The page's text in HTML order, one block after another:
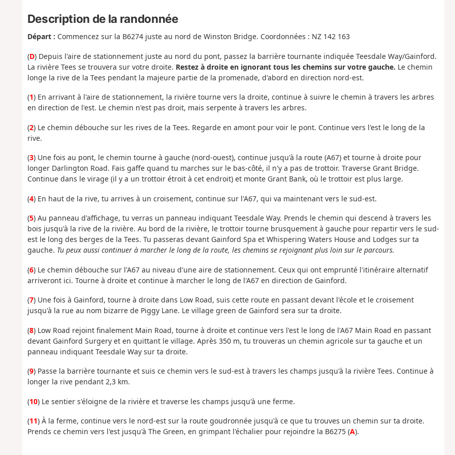
Description de la randonnée
Départ : Commencez sur la B6274 juste au nord de Winston Bridge. Coordonnées : NZ 142 163
(D) Depuis l'aire de stationnement juste au nord du pont, passez la barrière tournante indiquée Teesdale Way/Gainford.
La rivière Tees se trouvera sur votre droite. Restez à droite en ignorant tous les chemins sur votre gauche. Le chemin
longe la rive de la Tees pendant la majeure partie de la promenade, d'abord en direction nord-est.
(1) En arrivant à l'aire de stationnement, la rivière tourne vers la droite, continue à suivre le chemin à travers les arbres
en direction de l'est. Le chemin n'est pas droit, mais serpente à travers les arbres.
(2) Le chemin débouche sur les rives de la Tees. Regarde en amont pour voir le pont. Continue vers l'est le long de la
rive.
(3) Une fois au pont, le chemin tourne à gauche (nord-ouest), continue jusqu'à la route (A67) et tourne à droite pour
longer Darlington Road. Fais gaffe quand tu marches sur le bas-côté, il n'y a pas de trottoir. Traverse Grant Bridge.
Continue dans le virage (il y a un trottoir étroit à cet endroit) et monte Grant Bank, où le trottoir est plus large.
(4) En haut de la rive, tu arrives à un croisement, continue sur l'A67, qui va maintenant vers le sud-est.
(5) Au panneau d'affichage, tu verras un panneau indiquant Teesdale Way. Prends le chemin qui descend à travers les
bois jusqu'à la rive de la rivière. Au bord de la rivière, le trottoir tourne brusquement à gauche pour repartir vers le sud-
est le long des berges de la Tees. Tu passeras devant Gainford Spa et Whispering Waters House and Lodges sur ta
gauche. Tu peux aussi continuer à marcher le long de la route, les chemins se rejoignant plus loin sur le parcours.
(6) Le chemin débouche sur l'A67 au niveau d'une aire de stationnement. Ceux qui ont emprunté l'itinéraire alternatif
arriveront ici. Tourne à droite et continue à marcher le long de l'A67 en direction de Gainford.
(7) Une fois à Gainford, tourne à droite dans Low Road, suis cette route en passant devant l'école et le croisement
jusqu'à la rue au nom bizarre de Piggy Lane. Le village green de Gainford sera sur ta droite.
(8) Low Road rejoint finalement Main Road, tourne à droite et continue vers l'est le long de l'A67 Main Road en passant
devant Gainford Surgery et en quittant le village. Après 350 m, tu trouveras un chemin agricole sur ta gauche et un
panneau indiquant Teesdale Way sur ta droite.
(9) Passe la barrière tournante et suis ce chemin vers le sud-est à travers les champs jusqu'à la rivière Tees. Continue à
longer la rive pendant 2,3 km.
(10) Le sentier s'éloigne de la rivière et traverse les champs jusqu'à une ferme.
(11) À la ferme, continue vers le nord-est sur la route goudronnée jusqu'à ce que tu trouves un chemin sur ta droite.
Prends ce chemin vers l'est jusqu'à The Green, en grimpant l'échalier pour rejoindre la B6275 (A).